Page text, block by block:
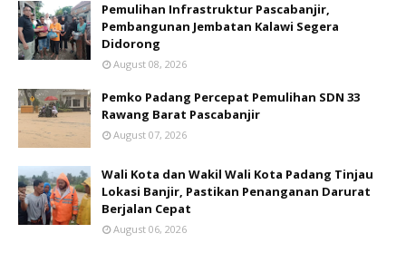
Pemulihan Infrastruktur Pascabanjir,
Pembangunan Jembatan Kalawi Segera
Didorong
August 08, 2026
Pemko Padang Percepat Pemulihan SDN 33
Rawang Barat Pascabanjir
August 07, 2026
Wali Kota dan Wakil Wali Kota Padang Tinjau
Lokasi Banjir, Pastikan Penanganan Darurat
Berjalan Cepat
August 06, 2026